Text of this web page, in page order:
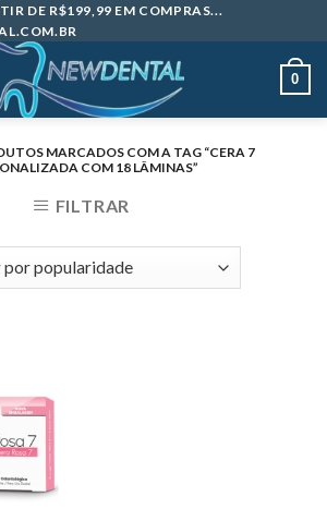
DE R$199,99 EM COMPRAS...
0
MARCADOS COM A TAG “CERA 7
COM 18 LÂMINAS”
FILTRAR